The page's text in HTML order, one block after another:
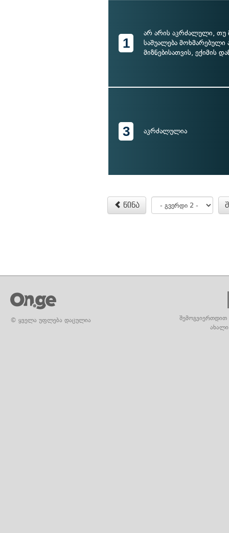
1
არ არის აკრძალული, თუ
საშუალება მოხმარებული
მიზნებისათვის, ექიმის
3 აკრძალულია
წინა
© ყველა უფლება დაცულია
შემოგვიერთდით
ახალი